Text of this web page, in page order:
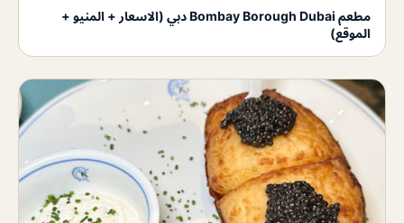
مطعم Bombay Borough Dubai دبي (الاسعار + المنيو +
الموقع)